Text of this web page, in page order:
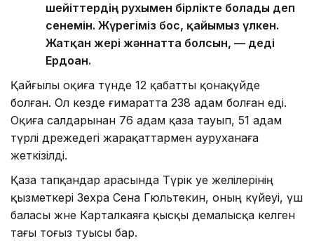
шейіттердің рухымен бірлікте болады деп
сенемін. Жүрегіміз бос, қайғымыз үлкен.
Жатқан жері жәннатта болсын, — деді
Ердоған.
Қайғылы оқиға түнде 12 қабатты қонақүйде
болған. Ол кезде ғимаратта 238 адам болған еді.
Оқиға салдарынан 76 адам қаза тауып, 51 адам
түрлі дәрежедегі жарақаттармен ауруханаға
жеткізілді.
Қаза тапқандар арасында Түрік әуе желілерінің
қызметкері Зехра Сена Гюльтекин, оның күйеуі, үш
баласы және Карталкаяға қысқы демалысқа келген
тағы тоғыз туысы бар.